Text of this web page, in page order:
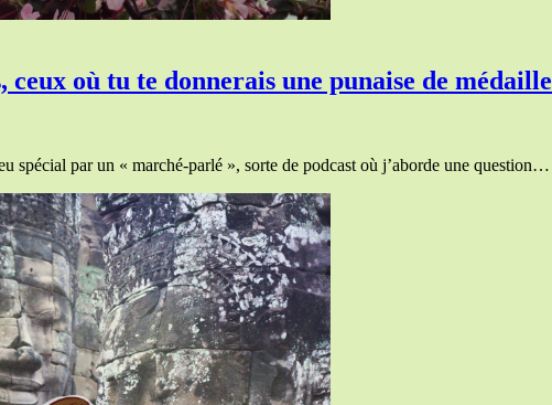
ceux où tu te donnerais une punaise de médaille
spécial par un « marché-parlé », sorte de podcast où j’aborde une question…